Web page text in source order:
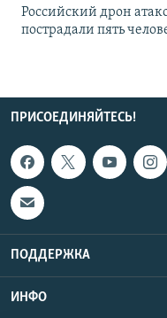
Российский дрон
пострадали пять
ПРИСОЕДИНЯЙТЕСЬ!
ПОДДЕРЖКА
ИНФО